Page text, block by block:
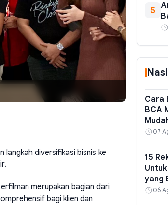
langkah diversifikasi bisnis ke
merupakan bagian dari
bagi klien dan
5
Cara
BCA
07
15
yang
06